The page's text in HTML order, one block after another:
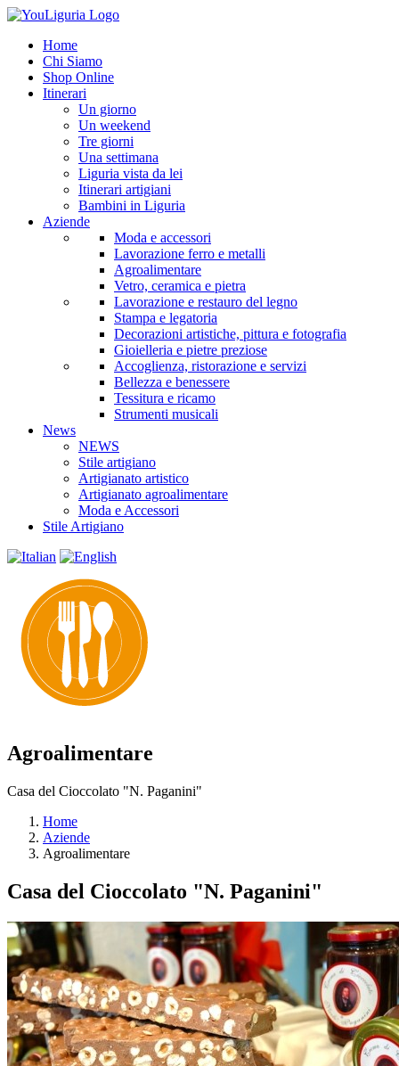
Home
Chi Siamo
Shop Online
Itinerari
Un giorno
Un weekend
Tre giorni
Una settimana
Liguria vista da lei
Itinerari artigiani
Bambini in Liguria
Aziende
Moda e accessori
Lavorazione ferro e metalli
Agroalimentare
Vetro, ceramica e pietra
Lavorazione e restauro del legno
Stampa e legatoria
Decorazioni artistiche, pittura e fotografia
Gioielleria e pietre preziose
Accoglienza, ristorazione e servizi
Bellezza e benessere
Tessitura e ricamo
Strumenti musicali
News
NEWS
Stile artigiano
Artigianato artistico
Artigianato agroalimentare
Moda e Accessori
Stile Artigiano
Agroalimentare
Casa del Cioccolato "N. Paganini"
Home
Aziende
Agroalimentare
Casa del Cioccolato "N. Paganini"